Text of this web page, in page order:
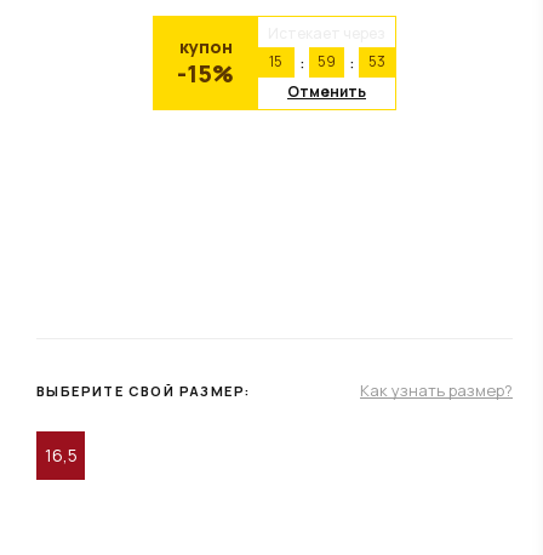
купон
-15%
15
59
53
Отменить
ВЫБЕРИТЕ СВОЙ РАЗМЕР: Как узнать размер?
16,5